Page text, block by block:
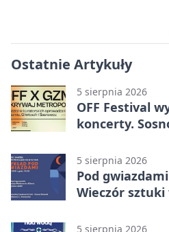
Ostatnie Artykuły
5 sierpnia 2026
OFF Festival
koncerty.
5 sierpnia 2026
Pod
Wieczór
5 sierpnia 2026